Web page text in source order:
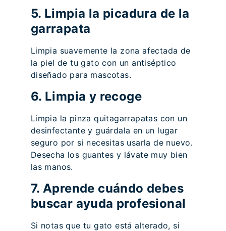
5. Limpia la picadura de la
garrapata
Limpia suavemente la zona afectada de
la piel de tu gato con un antiséptico
diseñado para mascotas.
6. Limpia y recoge
Limpia la pinza quitagarrapatas con un
desinfectante y guárdala en un lugar
seguro por si necesitas usarla de nuevo.
Desecha los guantes y lávate muy bien
las manos.
7. Aprende cuándo debes
buscar ayuda profesional
Si notas que tu gato está alterado, si